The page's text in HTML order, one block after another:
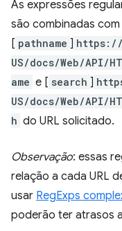
As expressões
são combinadas
[ pathname ] https://
US/docs/Web/API/
ame e [ search ]
US/docs/Web/API/
h do URL solicitado.
Observação: essas
relação a cada URL
usar RegExps
poderão ter atrasos